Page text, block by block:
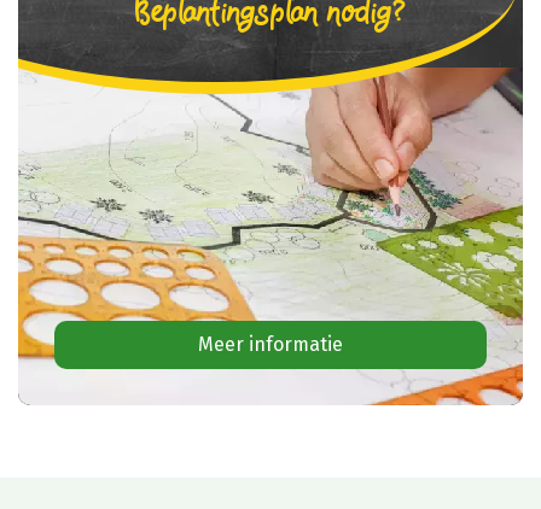
Beplantingsplan nodig?
Meer informatie